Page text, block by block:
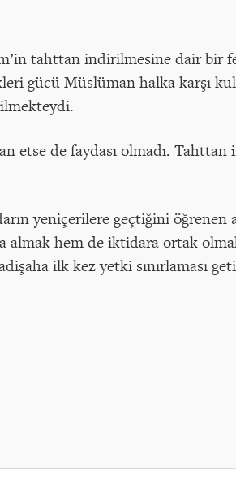
tahttan indirilmesine dair bir
gücü Müslüman halka karşı
etse de faydası olmadı.
yeniçerilere geçtiğini öğrenen
almak hem de iktidara ortak
ilk kez yetki sınırlaması